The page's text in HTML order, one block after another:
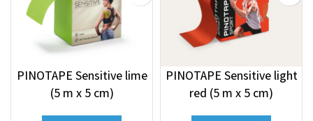
PINOTAPE Sensitive light
red (5 m x 5 cm)
PINOTAPE Sensitive lime
(5 m x 5 cm)